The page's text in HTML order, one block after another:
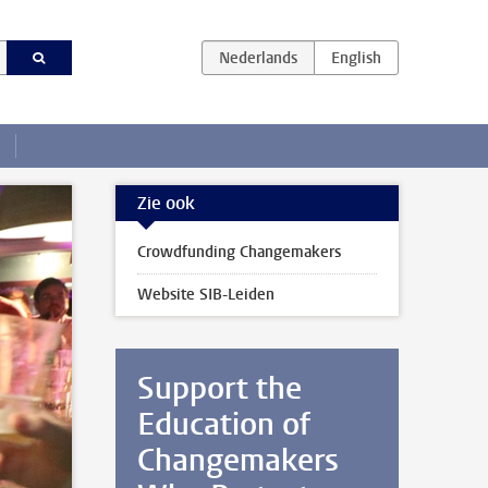
Zie ook
Crowdfunding Changemakers
Website SIB-Leiden
Support the
Education of
Changemakers